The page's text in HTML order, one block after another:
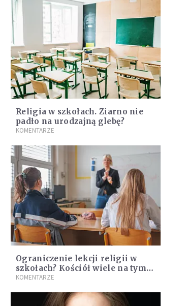
Religia w szkołach. Ziarno nie
padło na urodzajną glebę?
KOMENTARZE
Ograniczenie lekcji religii w
szkołach? Kościół wiele na tym
nie straci
KOMENTARZE